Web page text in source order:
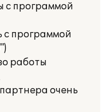
с программой
с программой
работы
очень